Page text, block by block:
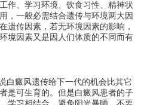
作、学习环境、饮食习性、精神状
，一般必需结合遗传与环境两大因
遗传因素，若无环境因素的影响，
境因素又是因人们体质的不同而有
白癜风遗传给下一代的机会比其它
是可生育的。但是白癜风患者的子